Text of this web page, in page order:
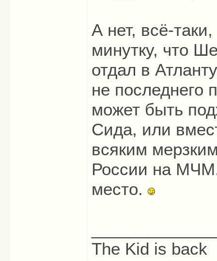
А нет, всё-
минутку, что
отдал в
не последнего
может быть
Сида, или
всяким
России на
место.
The Kid is back